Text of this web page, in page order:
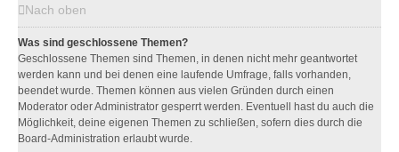
Nach oben
Was sind geschlossene Themen?
Geschlossene Themen sind Themen, in denen nicht mehr geantwortet
werden kann und bei denen eine laufende Umfrage, falls vorhanden,
beendet wurde. Themen können aus vielen Gründen durch einen
Moderator oder Administrator gesperrt werden. Eventuell hast du auch die
Möglichkeit, deine eigenen Themen zu schließen, sofern dies durch die
Board-Administration erlaubt wurde.